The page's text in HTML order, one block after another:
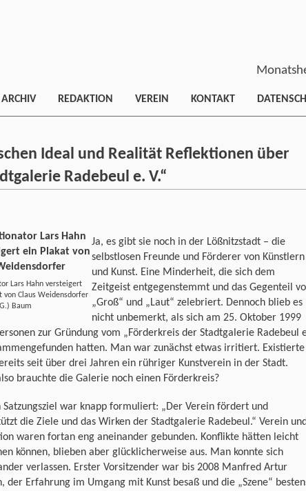
ARCHIV REDAKTION VEREIN KONTAKT
Ideal und Realität Reflektionen über
Radebeul e. V.“
Lars Hahn versteigert
von Claus Weidensdorfer
Baum
Ja, es gibt sie noch in der Lößnitzstadt – die
selbstlosen Freunde und Förderer von Künstlern
und Kunst. Eine Minderheit, die sich dem
Zeitgeist entgegenstemmt und das Gegenteil
„Groß“ und „Laut“ zelebriert. Dennoch blieb es
nicht unbemerkt, als sich am 25. Oktober 1999
zur Gründung vom „Förderkreis der Stadtgalerie Radebeul
hatten. Man war zunächst etwas irritiert. Existierte
seit über drei Jahren ein rühriger Kunstverein in der Stadt.
brauchte die Galerie noch einen Förderkreis?
Satzungsziel war knapp formuliert: „Der Verein fördert und
die Ziele und das Wirken der Stadtgalerie Radebeul.“ Verein
waren fortan eng aneinander gebunden. Konflikte hätten leicht
können, blieben aber glücklicherweise aus. Man konnte sich
verlassen. Erster Vorsitzender war bis 2008 Manfred Artur
der Erfahrung im Umgang mit Kunst besaß und die „Szene“